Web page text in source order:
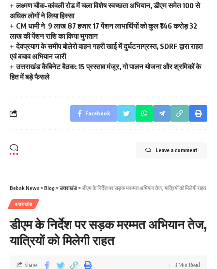
लक्ष्मण चौक-कांवली रोड में चला विशेष स्वच्छता अभियान, डीएम समेत 100 से
अधिक लोगों ने लिया हिस्सा
CM धामी ने 9 लाख 87 हजार 17 पेंशन लाभार्थियों को कुल ₹146 करोड़ 32
लाख की पेंशन राशि का किया भुगतान
देवप्रयाग के समीप बोलेरो वाहन गहरी खाई में दुर्घटनाग्रस्त, SDRF द्वारा राहत
एवं बचाव अभियान जारी
उत्तराखंड कैबिनेट बैठक: 15 प्रस्ताव मंजूर, गो पालन योजना और श्रमिकों के
हित में बड़े फैसले
Facebook
Leave a comment
Bebak News >Blog >उत्तराखंड>डीएम के निर्देश पर सड़क मरम्मत अभियान तेज, यात्रियों को मिलेगी राहत
उत्तराखंड
डीएम के निर्देश पर सड़क मरम्मत अभियान तेज,
यात्रियों को मिलेगी राहत
Share 3 Min Read